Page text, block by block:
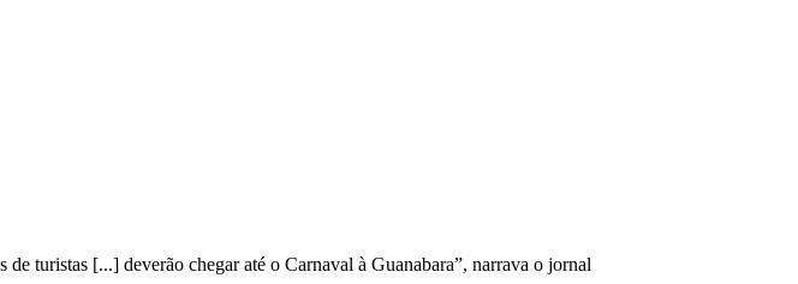
turistas [...] deverão chegar até o Carnaval à Guanabara”, narrava o jornal